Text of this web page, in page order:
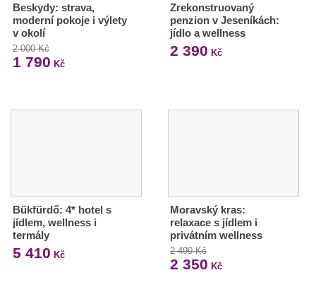
Beskydy: strava,
moderní pokoje i výlety
v okolí
2 000 Kč
1 790 Kč
Zrekonstruovaný
penzion v Jeseníkách:
jídlo a wellness
2 390 Kč
Bükfürdő: 4* hotel s
jídlem, wellness i
termály
5 410 Kč
Moravský kras:
relaxace s jídlem i
privátním wellness
2 490 Kč
2 350 Kč